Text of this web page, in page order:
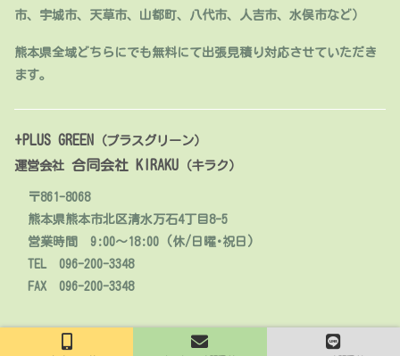
市、宇城市、天草市、山都町、八代市、人吉市、水俣市など）
熊本県全域どちらにでも無料にて出張見積り対応させていただき
ます。
+PLUS GREEN
（プラスグリーン）
運営会社 合同会社 KIRAKU （キラク）
〒861-8068
熊本県熊本市北区清水万石4丁目8-5
営業時間 9:00～18:00 (休/日曜･祝日)
TEL 096-200-3348
FAX 096-200-3348